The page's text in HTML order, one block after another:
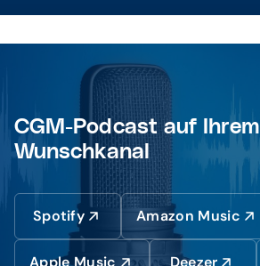
CGM-Podcast auf Ihrem
Wunschkanal
Spotify Amazon Music
Apple Music Deezer